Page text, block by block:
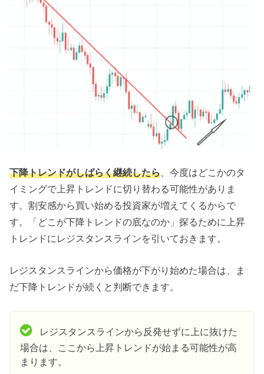
下降トレンドがしばらく継続したら 、今度はどこかのタ
イミングで上昇トレンドに切り替わる可能性がありま
す。割安感から買い始める投資家が増えてくるからで
す。「どこが下降トレンドの底なのか」探るために上昇
トレンドにレジスタンスラインを引いておきます。
レジスタンスラインから価格が下がり始めた場合は、ま
だ下降トレンドが続くと判断できます。
レジスタンスラインから反発せずに上に抜けた
場合は、ここから上昇トレンドが始まる可能性が高
まります。